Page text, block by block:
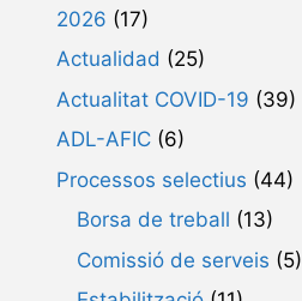
2026 (17)
Actualidad (25)
Actualitat COVID-19 (39)
ADL-AFIC (6)
Processos selectius (44)
Borsa de treball (13)
Comissió de serveis (5)